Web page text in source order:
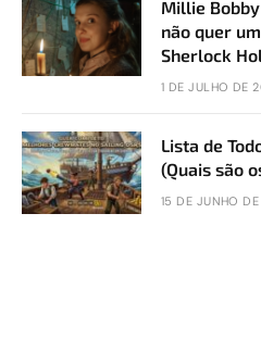
Millie
não quer
Sherlock
1 DE JULHO DE
Lista de
(Quais são
15 DE JUNHO